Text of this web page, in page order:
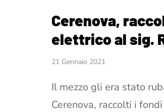
Cerenova,
elettrico al sig.
21 Gennaio 2021
Il mezzo gli era stato
Cerenova, raccolti i